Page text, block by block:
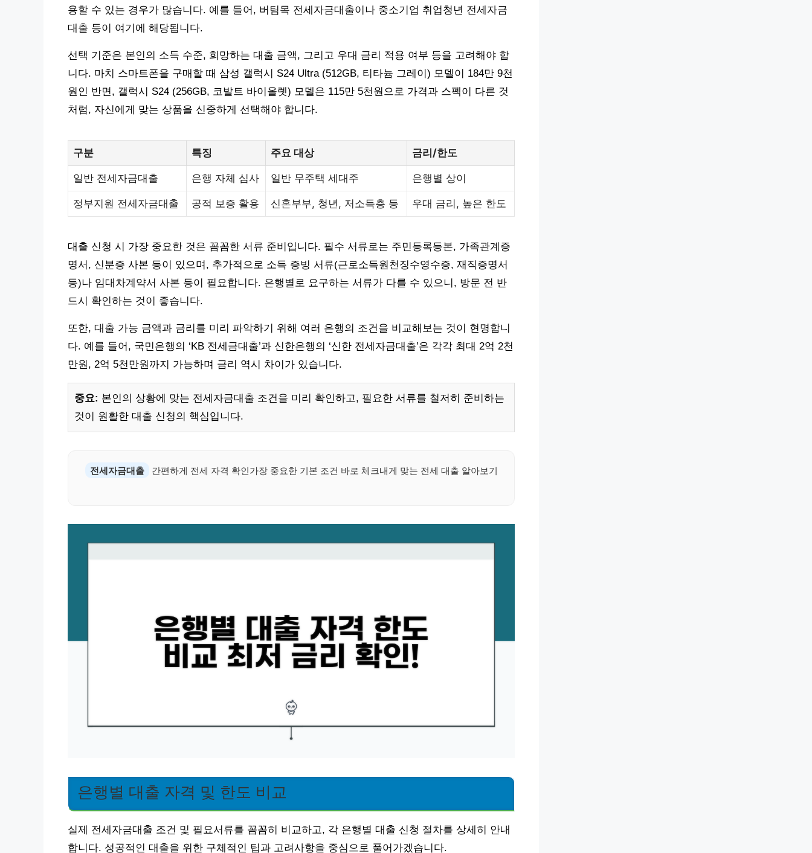
용할 수 있는 경우가 많습니다. 예를 들어, 버팀목 전세자금대출이나 중소기업 취업청년 전세자금
대출 등이 여기에 해당됩니다.
선택 기준은 본인의 소득 수준, 희망하는 대출 금액, 그리고 우대 금리 적용 여부 등을 고려해야 합
니다. 마치 스마트폰을 구매할 때 삼성 갤럭시 S24 Ultra (512GB, 티타늄 그레이) 모델이 184만 9천
원인 반면, 갤럭시 S24 (256GB, 코발트 바이올렛) 모델은 115만 5천원으로 가격과 스펙이 다른 것
처럼, 자신에게 맞는 상품을 신중하게 선택해야 합니다.
구분 특징 주요 대상 금리/한도
일반 전세자금대출 은행 자체 심사 일반 무주택 세대주 은행별 상이
정부지원 전세자금대출 공적 보증 활용 신혼부부, 청년, 저소득층 등 우대 금리, 높은 한도
대출 신청 시 가장 중요한 것은 꼼꼼한 서류 준비입니다. 필수 서류로는 주민등록등본, 가족관계증
명서, 신분증 사본 등이 있으며, 추가적으로 소득 증빙 서류(근로소득원천징수영수증, 재직증명서
등)나 임대차계약서 사본 등이 필요합니다. 은행별로 요구하는 서류가 다를 수 있으니, 방문 전 반
드시 확인하는 것이 좋습니다.
또한, 대출 가능 금액과 금리를 미리 파악하기 위해 여러 은행의 조건을 비교해보는 것이 현명합니
다. 예를 들어, 국민은행의 ‘KB 전세금대출’과 신한은행의 ‘신한 전세자금대출’은 각각 최대 2억 2천
만원, 2억 5천만원까지 가능하며 금리 역시 차이가 있습니다.
중요: 본인의 상황에 맞는 전세자금대출 조건을 미리 확인하고, 필요한 서류를 철저히 준비하는
것이 원활한 대출 신청의 핵심입니다.
전세자금대출 간편하게 전세 자격 확인가장 중요한 기본 조건 바로 체크내게 맞는 전세 대출 알아보기
은행별 대출 자격 및 한도 비교
실제 전세자금대출 조건 및 필요서류를 꼼꼼히 비교하고, 각 은행별 대출 신청 절차를 상세히 안내
합니다. 성공적인 대출을 위한 구체적인 팁과 고려사항을 중심으로 풀어가겠습니다.